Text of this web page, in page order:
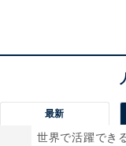
最新
世界で活躍でき